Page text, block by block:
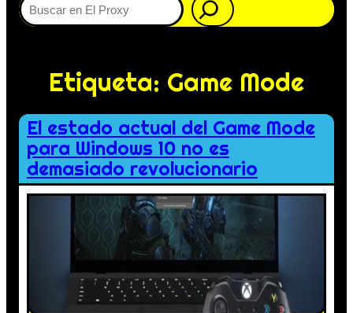
Etiqueta: Game Mode
El estado actual del Game Mode
para Windows 10 no es
demasiado revolucionario